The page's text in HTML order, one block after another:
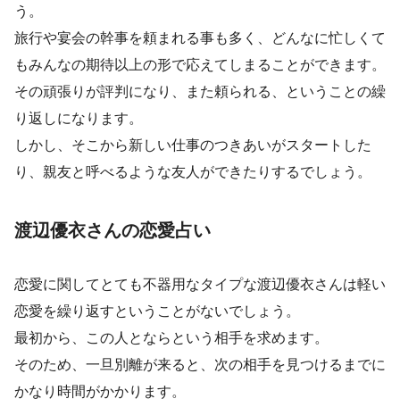
う。
旅行や宴会の幹事を頼まれる事も多く、どんなに忙しくて
もみんなの期待以上の形で応えてしまることができます。
その頑張りが評判になり、また頼られる、ということの繰
り返しになります。
しかし、そこから新しい仕事のつきあいがスタートした
り、親友と呼べるような友人ができたりするでしょう。
渡辺優衣さんの恋愛占い
恋愛に関してとても不器用なタイプな渡辺優衣さんは軽い
恋愛を繰り返すということがないでしょう。
最初から、この人とならという相手を求めます。
そのため、一旦別離が来ると、次の相手を見つけるまでに
かなり時間がかかります。